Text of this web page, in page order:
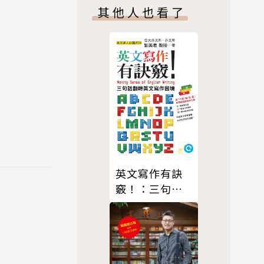
其他人也看了
英文寫作有訣
竅！：三句話
翻轉英文寫作
困境